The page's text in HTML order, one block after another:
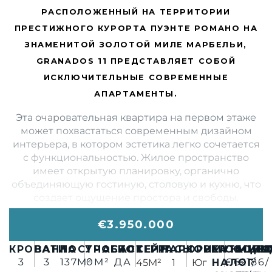
РАСПОЛОЖЕННЫЙ НА ТЕРРИТОРИИ
ПРЕСТИЖНОГО КУРОРТА ПУЭНТЕ РОМАНО НА
ЗНАМЕНИТОЙ ЗОЛОТОЙ МИЛЕ МАРБЕЛЬИ,
GRANADOS 11 ПРЕДСТАВЛЯЕТ СОБОЙ
ИСКЛЮЧИТЕЛЬНЫЕ СОВРЕМЕННЫЕ
АПАРТАМЕНТЫ.
Эта очаровательная квартира на первом этаже
может похвастаться современным дизайном
интерьера, в котором эстетика легко сочетается
с функциональностью. Жилое пространство
имеет открытую планировку, органично
объединяющую гостиную, столовую и кухню, что
Кухня, стратегически спроектированная в форме
современной техникой и предлагает достаточно
места для хранения и прилавков. Ее планировка
€3.950.000
КРОВАТИ
3
ВАННА
3
ПОСТРОЕНО
137M²
УЧАСТОК
0M²
БАССЕЙН
ДА
ТЕРРАСЫ
45M²
ПАРКОВКА
1
ОРИЕНТАЦИЯ
Юг НАЛОГ
€621/
€186/